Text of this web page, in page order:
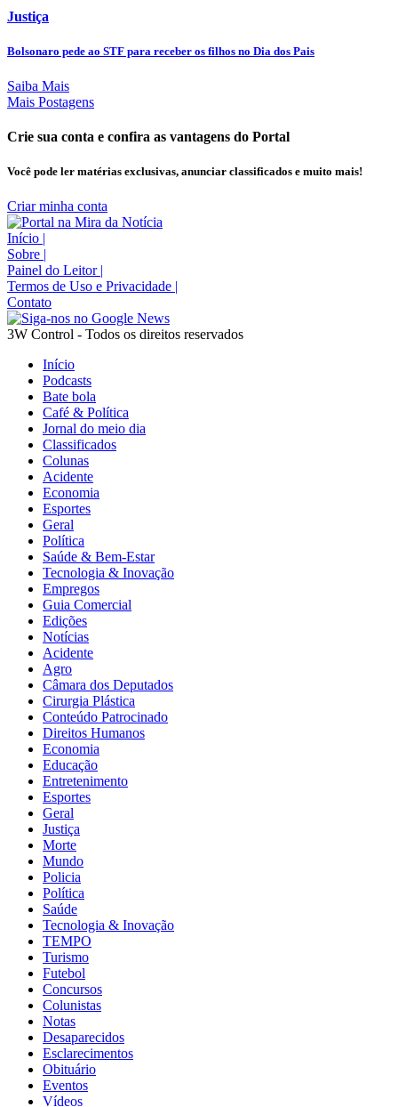
Justiça
Bolsonaro pede ao STF para receber os filhos no Dia dos Pais
Saiba Mais
Mais Postagens
Crie sua conta e confira as vantagens do Portal
Você pode ler matérias exclusivas, anunciar classificados e muito mais!
Criar minha conta
Início
Sobre
Painel do Leitor
Termos de Uso e Privacidade
Contato
3W Control - Todos os direitos reservados
Início
Podcasts
Bate bola
Café & Política
Jornal do meio dia
Classificados
Colunas
Acidente
Economia
Esportes
Geral
Política
Saúde & Bem-Estar
Tecnologia & Inovação
Empregos
Guia Comercial
Edições
Notícias
Acidente
Agro
Câmara dos Deputados
Cirurgia Plástica
Conteúdo Patrocinado
Direitos Humanos
Economia
Educação
Entretenimento
Esportes
Geral
Justiça
Morte
Mundo
Policia
Política
Saúde
Tecnologia & Inovação
TEMPO
Turismo
Futebol
Concursos
Colunistas
Notas
Desaparecidos
Esclarecimentos
Obituário
Eventos
Vídeos